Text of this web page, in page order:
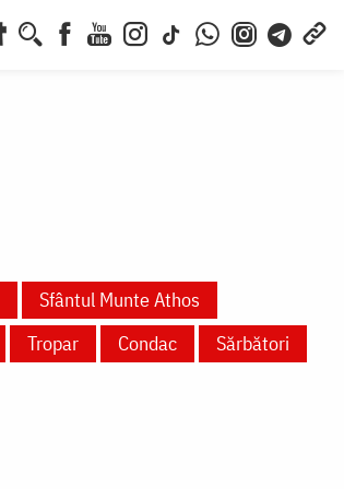
Sfântul Munte Athos
Tropar Condac
Sărbători